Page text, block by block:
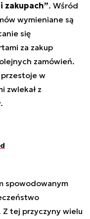
zakupach”. Wśród
wymieniane są
się
za zakup
zamówień.
przestoje w
zwlekał z
spowodowanym
tej przyczyny wielu